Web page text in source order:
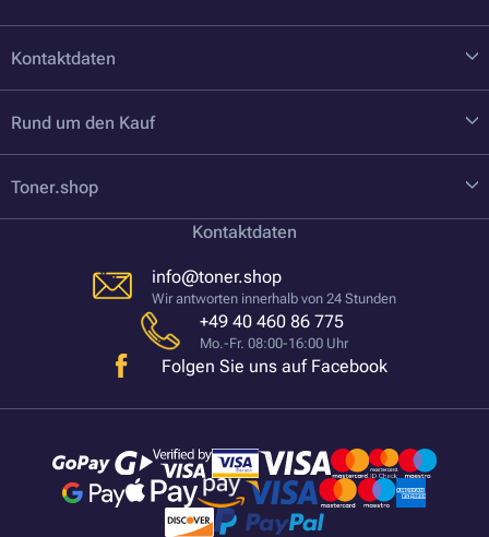
Kontaktdaten
Rund um den Kauf
Toner.shop
Kontaktdaten
info@toner.shop
Wir antworten innerhalb von 24 Stunden
+49 40 460 86 775
Mo.-Fr. 08:00-16:00 Uhr
Folgen Sie uns auf Facebook